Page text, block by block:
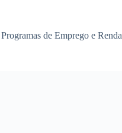
Programas de Emprego e Renda